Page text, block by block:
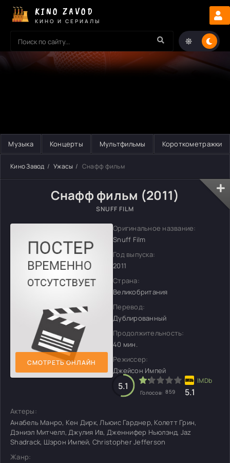
KINO ZAVOD
КИНО И СЕРИАЛЫ
Музыка Концерты Мультфильмы Короткометражки
Кино Завод Ужасы Снафф фильм
Снафф фильм (2011)
SNUFF FILM
СМОТРЕТЬ ОНЛАЙН
Оригинальное название:
Snuff Film
Год выпуска:
2011
Страна:
Великобритания
Перевод:
Дублированный
Продолжительность:
40 мин.
Режиссер:
Джейсон Импей
5.1
Голосов: 859 5.1
Актеры:
Анабель Манро, Кен Дирк, Льюис Гарднер, Колетт Грин,
Дэниэл Митчелл, Джулия Ив, Дженнифер Ньюлэнд, Jaz
Shadrack, Шэрон Импей, Christopher Jefferson
Жанр: